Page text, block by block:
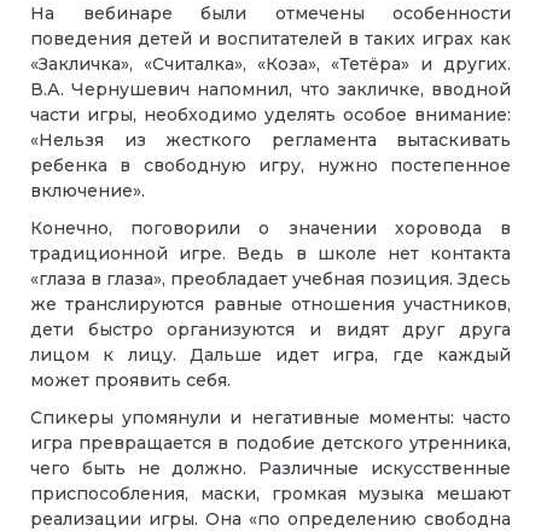
На вебинаре были отмечены особенности
поведения детей и воспитателей в таких играх как
«Закличка», «Считалка», «Коза», «Тетёра» и других.
В.А. Чернушевич напомнил, что закличке, вводной
части игры, необходимо уделять особое внимание:
«Нельзя из жесткого регламента вытаскивать
ребенка в свободную игру, нужно постепенное
включение».
Конечно, поговорили о значении хоровода в
традиционной игре. Ведь в школе нет контакта
«глаза в глаза», преобладает учебная позиция. Здесь
же транслируются равные отношения участников,
дети быстро организуются и видят друг друга
лицом к лицу. Дальше идет игра, где каждый
может проявить себя.
Спикеры упомянули и негативные моменты: часто
игра превращается в подобие детского утренника,
чего быть не должно. Различные искусственные
приспособления, маски, громкая музыка мешают
реализации игры. Она «по определению свободна